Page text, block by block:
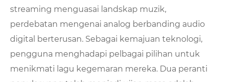
streaming menguasai landskap muzik,
perdebatan mengenai analog berbanding audio
digital berterusan. Sebagai kemajuan teknologi,
pengguna menghadapi pelbagai pilihan untuk
menikmati lagu kegemaran mereka. Dua peranti